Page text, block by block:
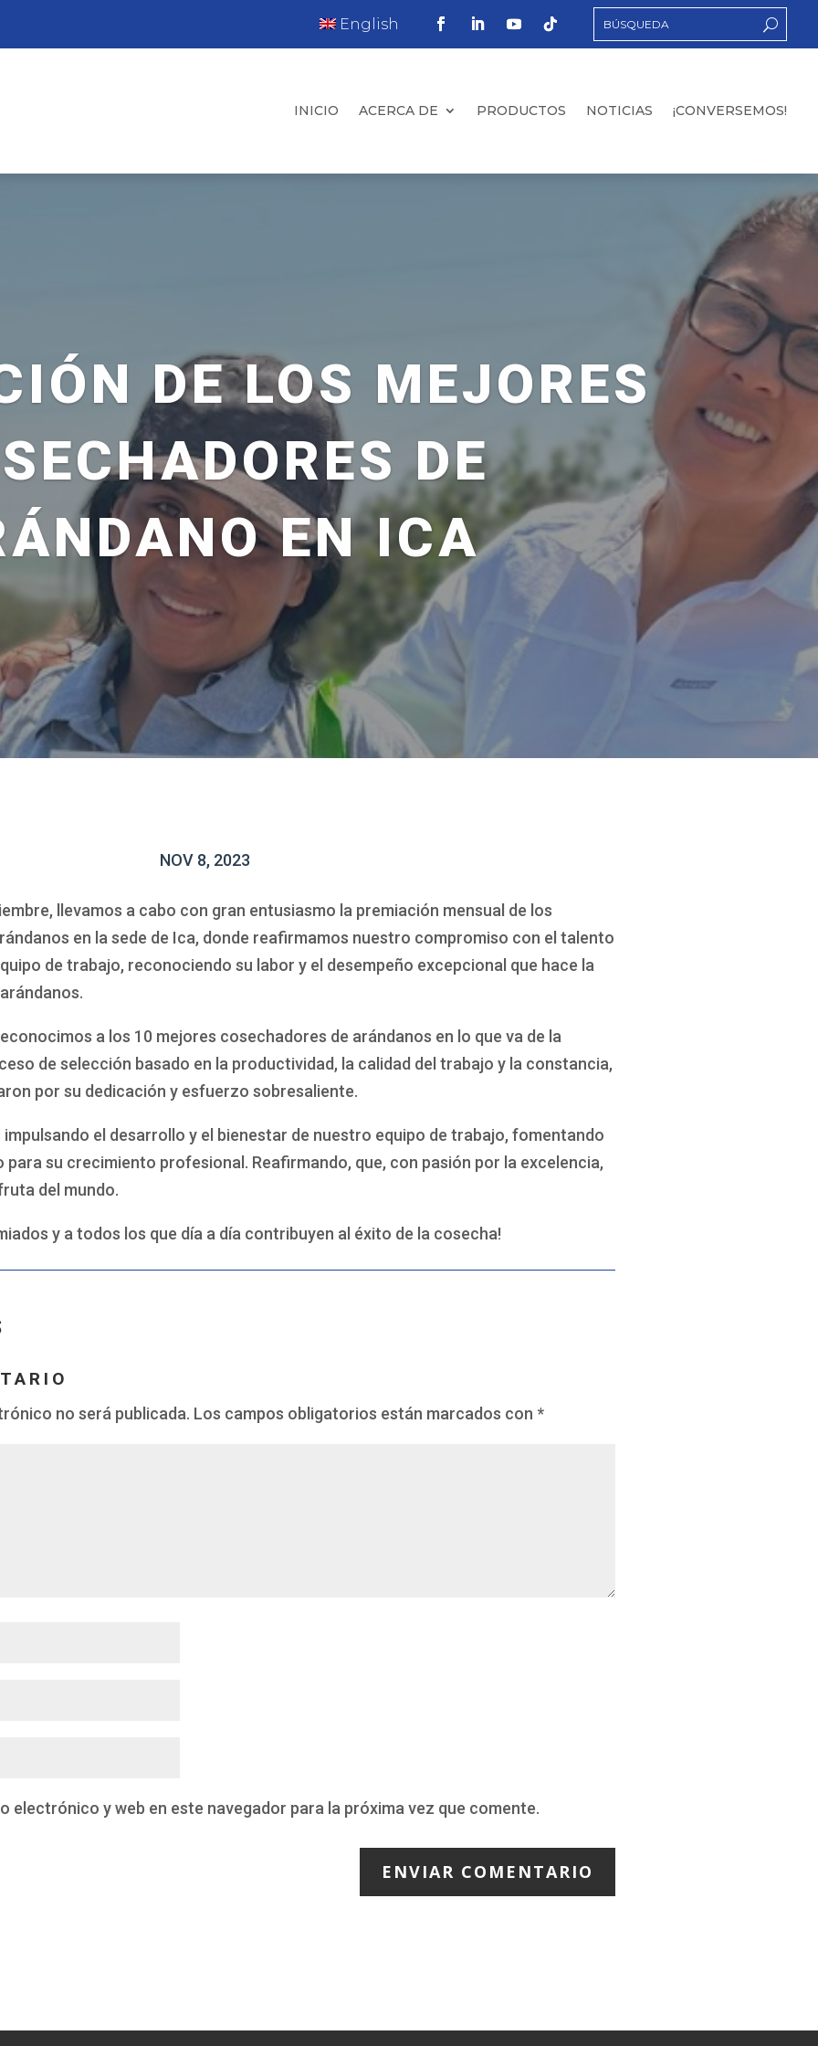
English
INICIO ACERCA DE PRODUCTOS NOTICIAS ¡CONVERSEMOS!
DE LOS MEJORES
DE
EN ICA
NOV 8, 2023
llevamos a cabo con gran entusiasmo la premiación mensual de los
en la sede de Ica, donde reafirmamos nuestro compromiso con el talento
de trabajo, reconociendo su labor y el desempeño excepcional que hace la
a los 10 mejores cosechadores de arándanos en lo que va de la
de selección basado en la productividad, la calidad del trabajo y la constancia,
por su dedicación y esfuerzo sobresaliente.
impulsando el desarrollo y el bienestar de nuestro equipo de trabajo, fomentando
su crecimiento profesional. Reafirmando, que, con pasión por la excelencia,
del mundo.
y a todos los que día a día contribuyen al éxito de la cosecha!
no será publicada. Los campos obligatorios están marcados con *
electrónico y web en este navegador para la próxima vez que comente.
ENVIAR COMENTARIO